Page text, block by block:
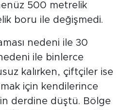
500 metrelik
boru ile değişmedi.
nedeni ile 30
ile binlerce
kalırken, çiftçiler ise
için kendilerince
derdine düştü. Bölge